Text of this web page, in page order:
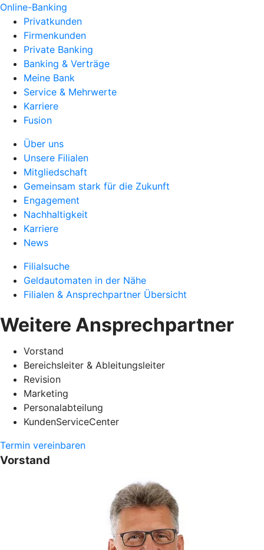
Online-Banking
Privatkunden
Firmenkunden
Private Banking
Banking & Verträge
Meine Bank
Service & Mehrwerte
Karriere
Fusion
Über uns
Unsere Filialen
Mitgliedschaft
Gemeinsam stark für die Zukunft
Engagement
Nachhaltigkeit
Karriere
News
Filialsuche
Geldautomaten in der Nähe
Filialen & Ansprechpartner Übersicht
Weitere Ansprechpartner
Vorstand
Bereichsleiter & Ableitungsleiter
Revision
Marketing
Personalabteilung
KundenServiceCenter
Termin vereinbaren
Vorstand